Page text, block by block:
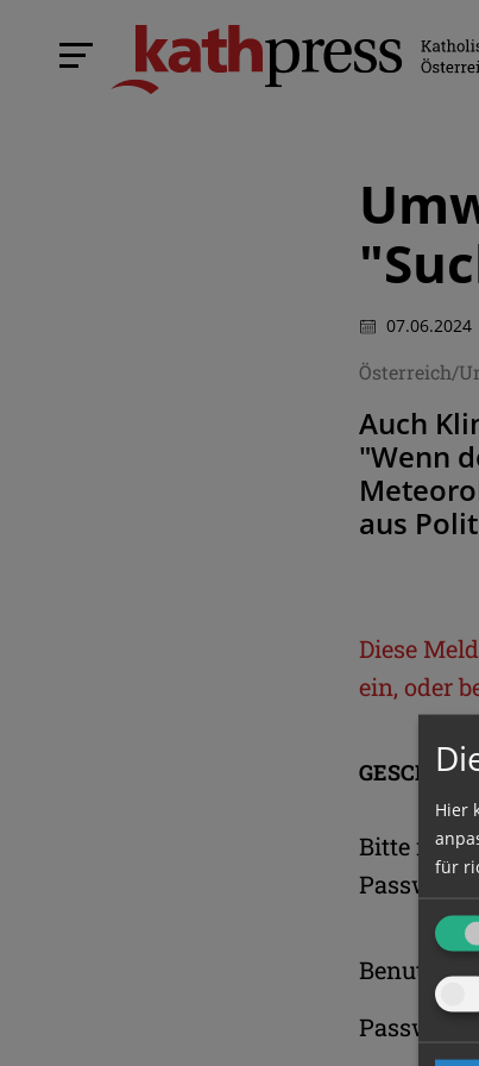
07.06.2024
Österreich/
Auch
"Wenn
aus
Diese
ein, oder
Bitte
Passwort
Passwort
Hier
für